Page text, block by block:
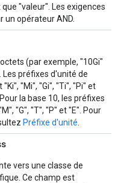
"valeur". Les exigences
un opérateur AND.
(par exemple, "10Gi"
préfixes d'unité de
"Mi", "Gi", "Ti", "Pi" et
la base 10, les préfixes
"G", "T", "P" et "E". Pour
Préfixe d'unité
vers une classe de
Ce champ est